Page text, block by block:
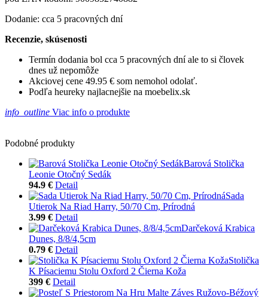
Dodanie: cca 5 pracovných dní
Recenzie, skúsenosti
Termín dodania bol cca 5 pracovných dní ale to si človek
dnes už nepomôže
Akciovej cene 49.95 € som nemohol odolať.
Podľa heureky najlacnejšie na moebelix.sk
info_outline Viac info o produkte
Podobné produkty
Barová Stolička
Leonie Otočný Sedák
94.9 € Detail
Sada
Utierok Na Riad Harry, 50/70 Cm, Prírodná
3.99 € Detail
Darčeková Krabica
Dunes, 8/8/4,5cm
0.79 € Detail
Stolička
K Písaciemu Stolu Oxford 2 Čierna Koža
399 € Detail